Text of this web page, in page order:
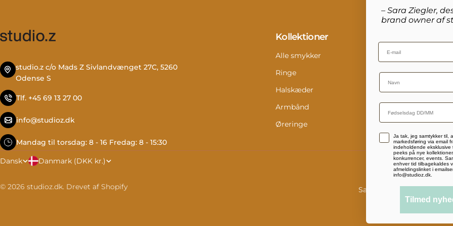
studio.z c/o Mads Z Sivlandvænget 27C, 5260
Odense S
Tlf. +45 69 13 27 00
info@studioz.dk
Mandag til torsdag: 8 - 16 Fredag: 8 - 15:30
Kollektioner
Alle smykker
Ringe
Halskæder
Armbånd
Øreringe
S
p
Dansk
L
a
Danmark (DKK kr.)
© 2026 studioz.dk. Drevet af Shopify Salgs- og
– Sara Ziegler,
brand owner af
Email
Name
Accepterer persondatapolitik
Ja tak, jeg samtykker til,
markedsføring via email
indeholdende eksklusive
peeks på nye
konkurrencer, events.
enhver tid tilbagekaldes
afmeldingslinket i
info@studioz.dk.
Tilmed